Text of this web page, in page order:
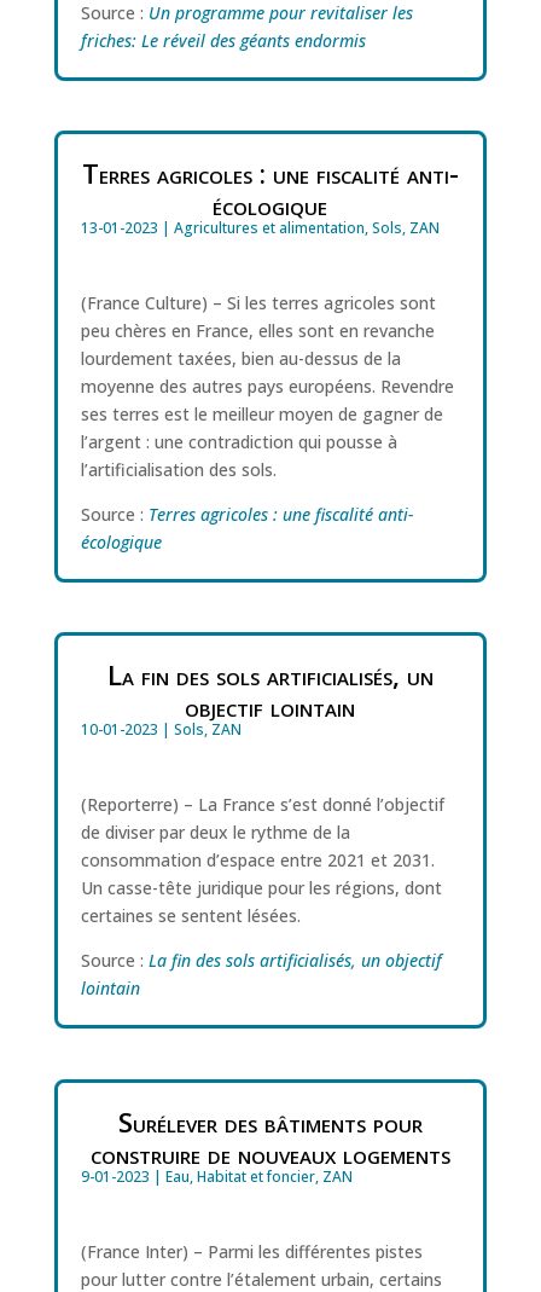
Source : Un programme pour revitaliser les
friches: Le réveil des géants endormis
Terres agricoles : une fiscalité anti-
écologique
13-01-2023 | Agricultures et alimentation,Sols, ZAN
(France Culture) – Si les terres agricoles sont
peu chères en France, elles sont en revanche
lourdement taxées, bien au-dessus de la
moyenne des autres pays européens. Revendre
ses terres est le meilleur moyen de gagner de
l’argent : une contradiction qui pousse à
l’artificialisation des sols.
Source : Terres agricoles : une fiscalité anti-
écologique
La fin des sols artificialisés, un
objectif lointain
10-01-2023 | Sols, ZAN
(Reporterre) – La France s’est donné l’objectif
de diviser par deux le rythme de la
consommation d’espace entre 2021 et 2031.
Un casse-tête juridique pour les régions, dont
certaines se sentent lésées.
Source : La fin des sols artificialisés, un objectif
lointain
Surélever des bâtiments pour
construire de nouveaux logements
9-01-2023 | Eau,Habitat et foncier, ZAN
(France Inter) – Parmi les différentes pistes
pour lutter contre l’étalement urbain, certains